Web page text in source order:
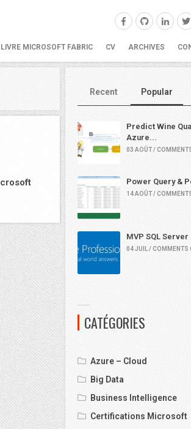
LIVRE MICROSOFT FABRIC CV ARCHIVES
Recent Popular
Predict Wine
Azure...
03 AOÛT /
Power Query &
14 AOÛT /
MVP SQL Server
04 JUIL / COMMENTS
CATÉGORIES
Azure – Cloud
Big Data
Business Intelligence
Certifications Microsoft